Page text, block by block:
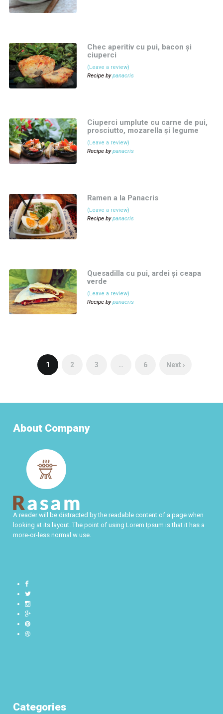
Chec aperitiv cu pui, bacon și
ciuperci
(Leave a review)
Recipe bypanacris
Ciuperci umplute cu carne de pui,
prosciutto, mozarella și legume
(Leave a review)
Recipe bypanacris
Ramen a la Panacris
(Leave a review)
Recipe bypanacris
Quesadilla cu pui, ardei și ceapa
verde
(Leave a review)
Recipe bypanacris
1 2 3 … 6 Next ›
About Company
A reader will be distracted by the readable content of a page when
looking at its layout. The point of using Lorem Ipsum is that it has a
more-or-less normal w use.
Categories